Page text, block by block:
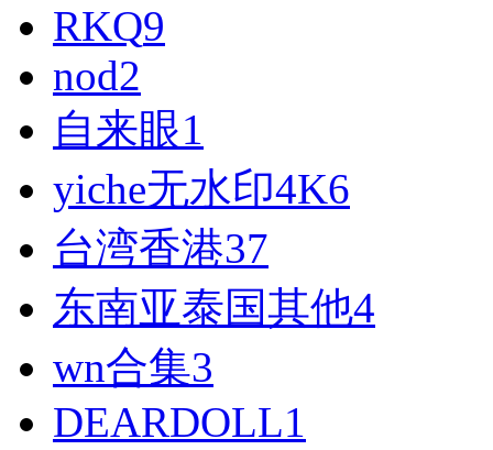
RKQ9
nod2
自来眼1
yiche无水印4K6
台湾香港37
东南亚泰国其他4
wn合集3
DEARDOLL1